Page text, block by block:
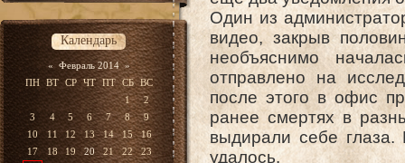
Календарь
« Февраль 2014 »
ПН ВТ СР ЧТ ПТ СБ ВС
1
2
3
4 5 6 7 8
9
10
11 12 13 14 15
16
17
18 19 20 21 22
23
Один из
видео, закрыв
необъяснимо
отправлено на
после этого в офис
ранее смертях в
выдирали себе глаза.
удалось.